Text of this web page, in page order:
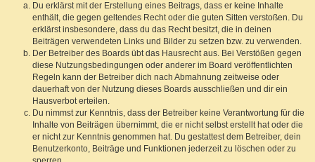
Du erklärst mit der Erstellung eines Beitrags, dass er keine Inhalte
enthält, die gegen geltendes Recht oder die guten Sitten verstoßen. Du
erklärst insbesondere, dass du das Recht besitzt, die in deinen
Beiträgen verwendeten Links und Bilder zu setzen bzw. zu verwenden.
Der Betreiber des Boards übt das Hausrecht aus. Bei Verstößen gegen
diese Nutzungsbedingungen oder anderer im Board veröffentlichten
Regeln kann der Betreiber dich nach Abmahnung zeitweise oder
dauerhaft von der Nutzung dieses Boards ausschließen und dir ein
Hausverbot erteilen.
Du nimmst zur Kenntnis, dass der Betreiber keine Verantwortung für die
Inhalte von Beiträgen übernimmt, die er nicht selbst erstellt hat oder die
er nicht zur Kenntnis genommen hat. Du gestattest dem Betreiber, dein
Benutzerkonto, Beiträge und Funktionen jederzeit zu löschen oder zu